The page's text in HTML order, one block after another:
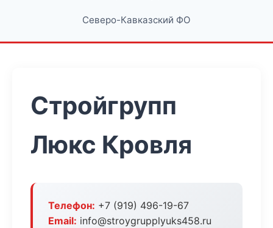
Северо-Кавказский ФО
Стройгрупп
Люкс Кровля
Телефон: +7 (919) 496-19-67
Email: info@stroygrupplyuks458.ru